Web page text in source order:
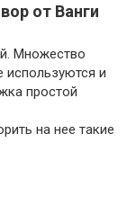
от Ванги
Множество
используются и
простой
на нее такие